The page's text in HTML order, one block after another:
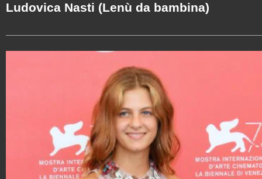
Ludovica Nasti (Lenù da bambina)